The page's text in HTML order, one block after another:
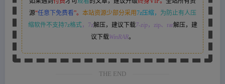
源“任意下免费看”。 本站资源少部分采用7z压缩，
为防止有人压
缩软件不支持7z格式，7z解压，建议下载7-zip，zip、rar解压，建
议下载WinRAR。
THE END